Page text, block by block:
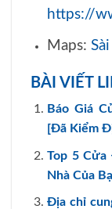
https://
Maps:
BÀI VIẾT
Báo Giá
[Đã Kiểm
Top 5 Cửa
Nhà Của
Địa chỉ